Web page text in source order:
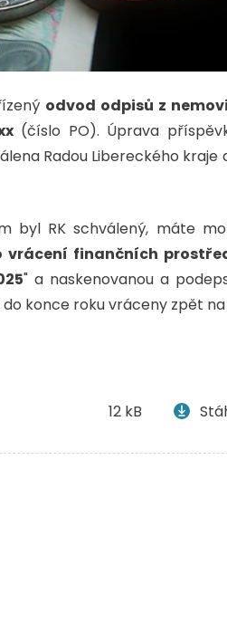
odvod odpisů z
(číslo PO). Úprava
Radou Libereckého kraje
byl RK schválený, máte
vrácení finančních
" a naskenovanou a
konce roku vráceny zpět
12 kB